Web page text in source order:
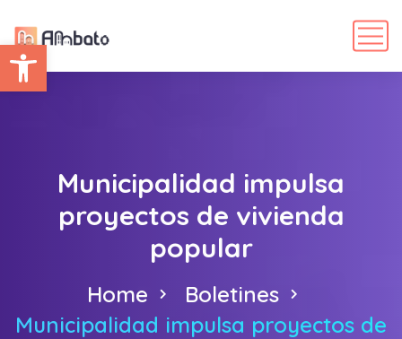
Abrir barra de herramientas
Municipalidad impulsa
proyectos de vivienda
popular
Home
Boletines
Municipalidad impulsa proyectos de